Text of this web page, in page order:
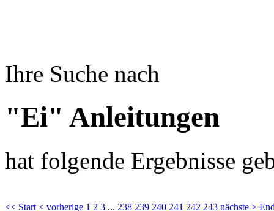
Ihre Suche nach
"Ei" Anleitungen
hat folgende Ergebnisse
<< Start < vorherige 1 2 3 ... 238 239 240 241 242 243 nächste >